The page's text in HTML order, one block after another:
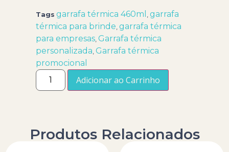
Tags garrafa térmica 460ml ,garrafa
térmica para brinde,garrafa térmica
para empresas,Garrafa térmica
personalizada,Garrafa térmica
promocional
Adicionar ao Carrinho
Produtos Relacionados